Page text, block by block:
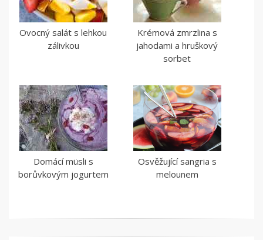
Ovocný salát s lehkou
zálivkou
Krémová zmrzlina s
jahodami a hruškový
sorbet
Domácí müsli s
borůvkovým jogurtem
Osvěžující sangria s
melounem